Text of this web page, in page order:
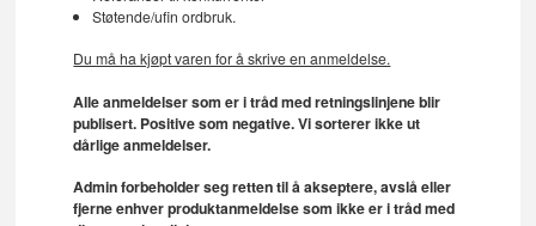
Støtende/ufin ordbruk.
Du må ha kjøpt varen for å skrive en anmeldelse.
Alle anmeldelser som er i tråd med retningslinjene blir
publisert. Positive som negative. Vi sorterer ikke ut
dårlige anmeldelser.
Admin forbeholder seg retten til å akseptere, avslå eller
fjerne enhver produktanmeldelse som ikke er i tråd med